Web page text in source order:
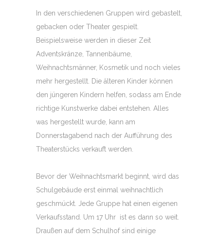
In den verschiedenen Gruppen wird gebastelt,
gebacken oder Theater gespielt.
Beispielsweise werden in dieser Zeit
Adventskränze, Tannenbäume,
Weihnachtsmänner, Kosmetik und noch vieles
mehr hergestellt. Die älteren Kinder können
den jüngeren Kindern helfen, sodass am Ende
richtige Kunstwerke dabei entstehen. Alles
was hergestellt wurde, kann am
Donnerstagabend nach der Aufführung des
Theaterstücks verkauft werden.
Bevor der Weihnachtsmarkt beginnt, wird das
Schulgebäude erst einmal weihnachtlich
geschmückt. Jede Gruppe hat einen eigenen
Verkaufsstand. Um 17 Uhr ist es dann so weit.
Draußen auf dem Schulhof sind einige